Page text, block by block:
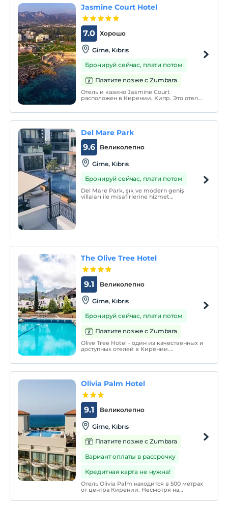
Jasmine Court Hotel
Хорошо
7.0
Girne, Kıbrıs
Бронируй сейчас, плати потом
Платите позже с Zumbara
Отель и казино Jasmine Court
расположен в Кирении, Кипр. Это отель
Ближнем Востоке и на Балканах». Отель
начал работать в 1996 году.
Del Mare Park
Великолепно
9.6
Girne, Kıbrıs
Бронируй сейчас, плати потом
Del Mare Park, şık ve modern geniş
villaları ile misafirlerine hizmet
The Olive Tree Hotel
Великолепно
9.1
Girne, Kıbrıs
Бронируй сейчас, плати потом
Платите позже с Zumbara
Olive Tree Hotel - один из качественных и
доступных отелей в Кирении.
уникальными особенностями.
Olivia Palm Hotel
Великолепно
9.1
Girne, Kıbrıs
Платите позже с Zumbara
Вариант оплаты в рассрочку
Кредитная карта не нужна!
Отель Olivia Palm находится в 500 метрах
от центра Кирении. Несмотря на
находится вдали от шума и суеты города.